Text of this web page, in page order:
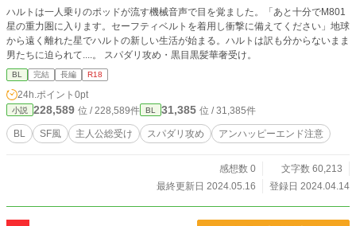
ハルトは一人乗りのポッドが流す機械音声で目を覚ました。「あと十分でM801
星の重力圏に入ります。セーフティベルトを着用し衝撃に備えてください」地球
から遠く離れた星でハルトの新しい生活が始まる。ハルトは訳も分からないまま
男たちに迫られて....。 スパダリ攻め・黒目黒髪華奢受け。
BL 完結 長編 R18
24h.ポイント 0pt
小説 228,589 位 / 228,589件 BL 31,385 位 / 31,385件
BL SF風 主人公総受け スパダリ攻め アンハッピーエンド注意
感想数 0
文字数 60,213
最終更新日 2024.05.16
登録日 2024.04.14